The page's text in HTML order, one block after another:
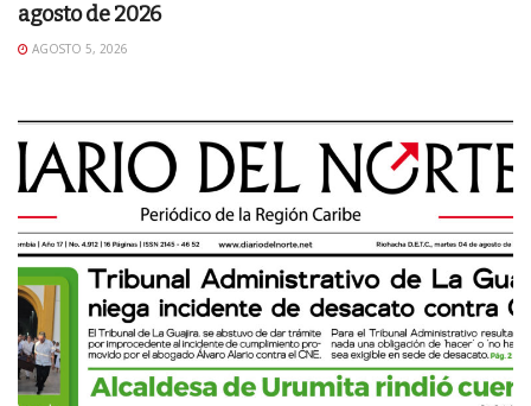
agosto de 2026
AGOSTO 5, 2026